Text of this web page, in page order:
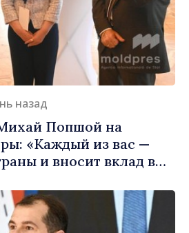
назад
Попшой на
«Каждый из вас —
и вносит вклад в